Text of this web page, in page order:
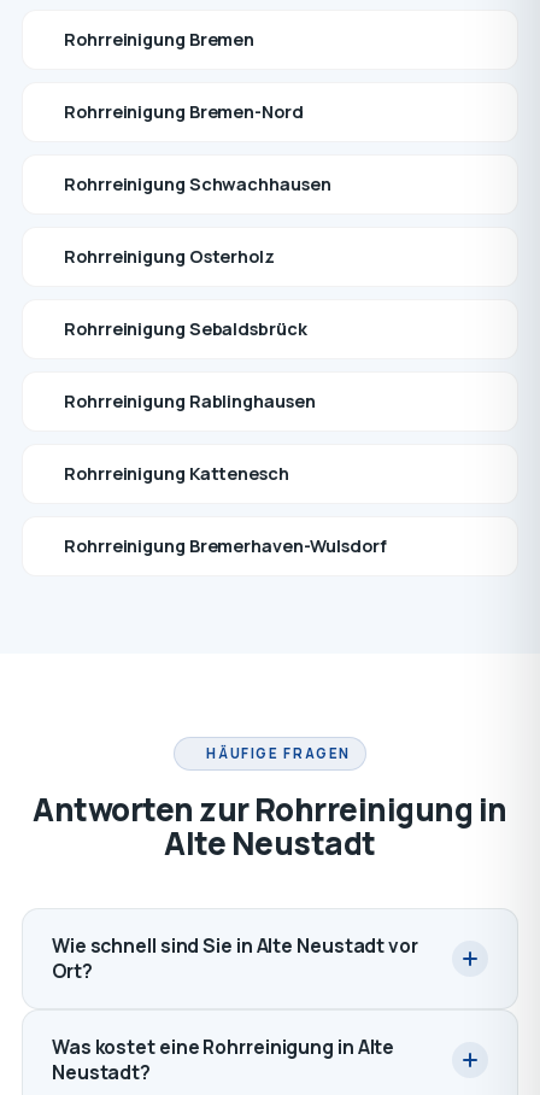
Rohrreinigung Bremen
Rohrreinigung Bremen-Nord
Rohrreinigung Schwachhausen
Rohrreinigung Osterholz
Rohrreinigung Sebaldsbrück
Rohrreinigung Rablinghausen
Rohrreinigung Kattenesch
Rohrreinigung Bremerhaven-Wulsdorf
HÄUFIGE FRAGEN
Antworten zur Rohrreinigung in
Alte Neustadt
Wie schnell sind Sie in Alte Neustadt vor
Ort?
Was kostet eine Rohrreinigung in Alte
Neustadt?